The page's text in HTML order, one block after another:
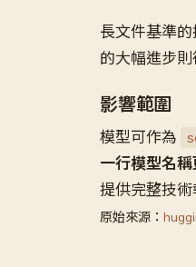
長文件基準
的大幅進步
影響範圍
模型可作為
一行模型名稱
提供完整技
原始來源：